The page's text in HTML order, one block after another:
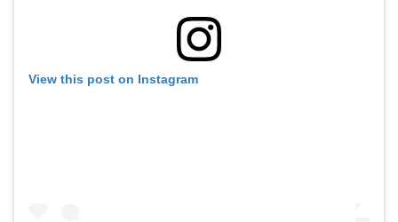
View this post on Instagram